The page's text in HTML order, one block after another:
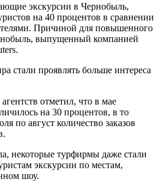
экскурсии в Чернобыль,
на 40 процентов в сравнении
Причиной для повышенного
выпущенный компанией
стали проявлять больше интереса
отметил, что в мае
на 30 процентов, в то
по август количество заказов
некоторые турфирмы даже стали
экскурсии по местам,
шоу.